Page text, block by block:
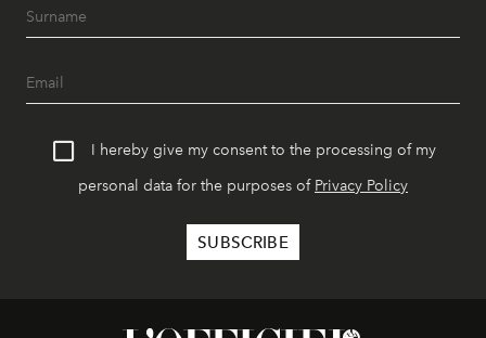
I hereby give my consent to the processing of my
personal data for the purposes of Privacy Policy